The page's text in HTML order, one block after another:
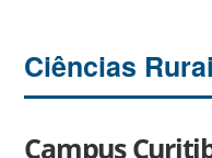
Ciências
Campus